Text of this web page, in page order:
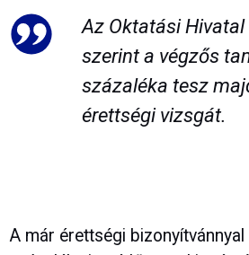
Az Oktatási
szerint a végzős
százaléka tesz
érettségi vizsgát.
A már érettségi